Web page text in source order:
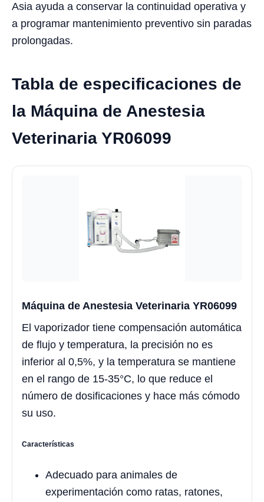
Asia ayuda a conservar la continuidad operativa y
a programar mantenimiento preventivo sin paradas
prolongadas.
Tabla de especificaciones de
la Máquina de Anestesia
Veterinaria YR06099
Máquina de Anestesia Veterinaria YR06099
El vaporizador tiene compensación automática
de flujo y temperatura, la precisión no es
inferior al 0,5%, y la temperatura se mantiene
en el rango de 15-35°C, lo que reduce el
número de dosificaciones y hace más cómodo
su uso.
Características
Adecuado para animales de
experimentación como ratas, ratones,